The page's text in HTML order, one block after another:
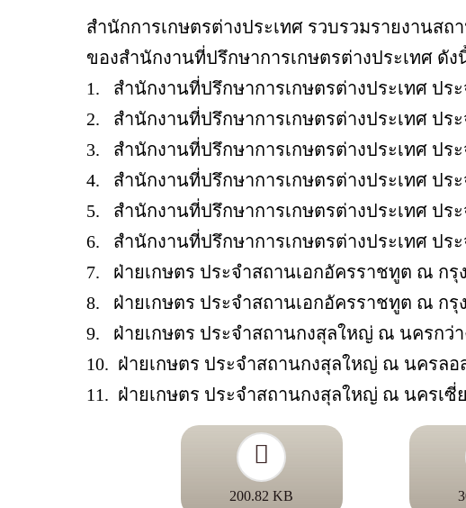
สำนักการเกษตรต่างประเทศ รวบรวมรายงานสถ
ของสำนักงานที่ปรึกษาการเกษตรต่างประเทศ ดัง
1. สำนักงานที่ปรึกษาการเกษตรต่างประเทศ ปร
2. สำนักงานที่ปรึกษาการเกษตรต่างประเทศ ปร
3. สำนักงานที่ปรึกษาการเกษตรต่างประเทศ ประ
4. สำนักงานที่ปรึกษาการเกษตรต่างประเทศ ประ
5. สำนักงานที่ปรึกษาการเกษตรต่างประเทศ ปร
6. สำนักงานที่ปรึกษาการเกษตรต่างประเทศ ประ
7. ฝ่ายเกษตร ประจำสถานเอกอัครราชทูต ณ กรุ
8. ฝ่ายเกษตร ประจำสถานเอกอัครราชทูต ณ กรุ
9. ฝ่ายเกษตร ประจำสถานกงสุลใหญ่ ณ นครกว่า
10. ฝ่ายเกษตร ประจำสถานกงสุลใหญ่ ณ นครลอ
11. ฝ่ายเกษตร ประจำสถานกงสุลใหญ่ ณ นครเซี่
200.82 KB